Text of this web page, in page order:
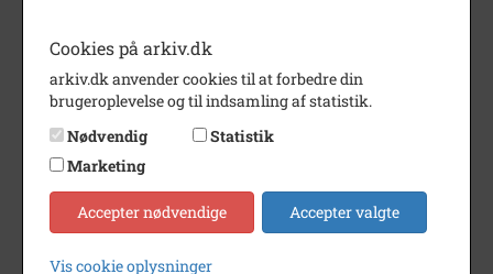
Dateringsnote
Fotograf
Ukendt
Se på kort
Type
Enhed
Sæby Sogn (Kalundborg
Kommune) (1000-2050)
Arkiv
Cookies på arkiv.dk
arkiv.dk anvender cookies til at forbedre din
brugeroplevelse og til indsamling af statistik.
Nødvendig
Statistik
Marketing
Accepter nødvendige Accepter valgte
Vis cookie oplysninger